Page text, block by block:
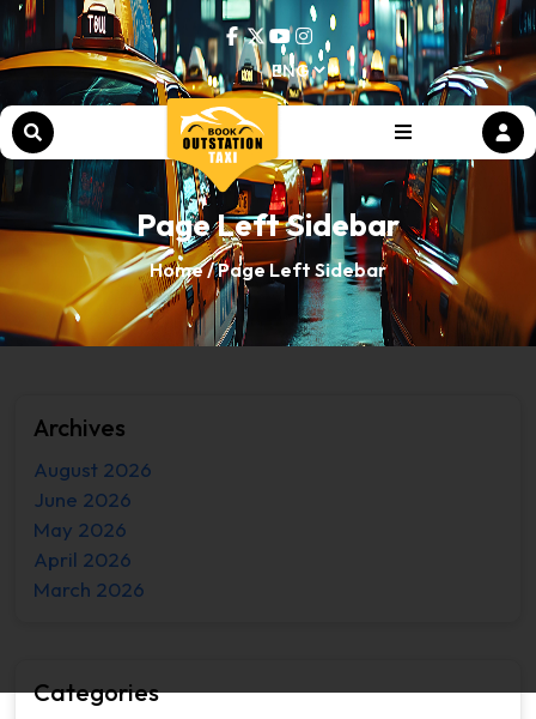
Page Left Sidebar
Home /Page Left Sidebar
Archives
August 2026
June 2026
May 2026
April 2026
March 2026
Categories